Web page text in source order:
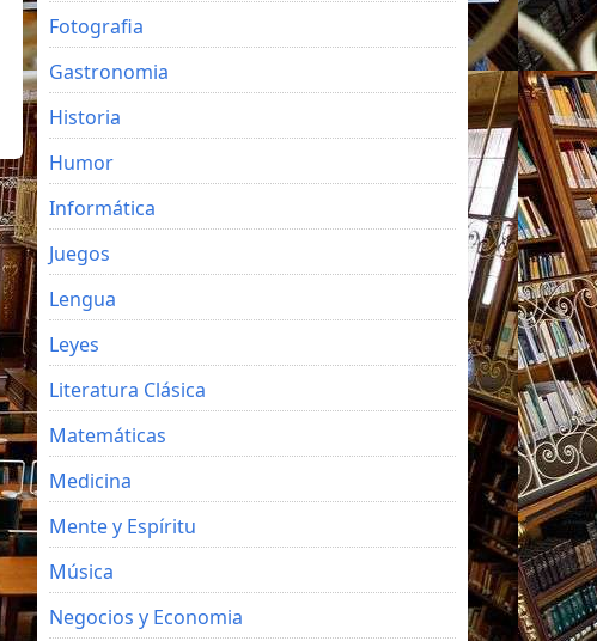
Fotografia
Gastronomia
Historia
Humor
Informática
Juegos
Lengua
Leyes
Literatura Clásica
Matemáticas
Medicina
Mente y Espíritu
Música
Negocios y Economia